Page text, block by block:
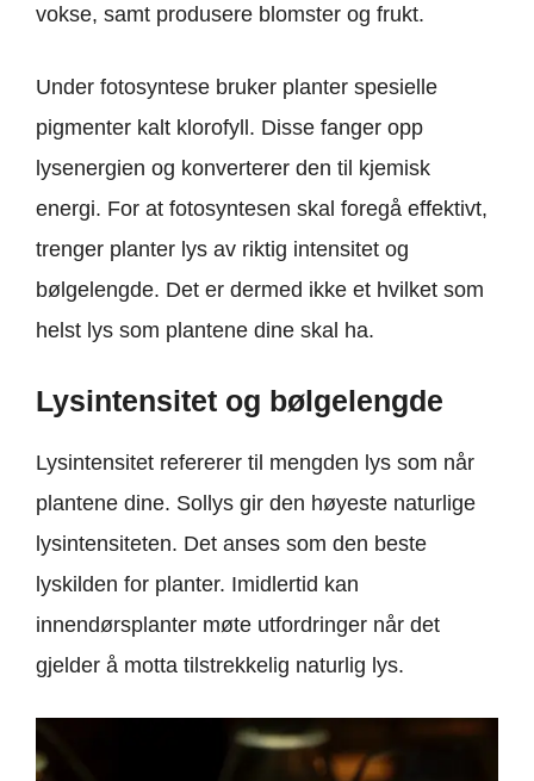
vokse, samt produsere blomster og frukt.
Under fotosyntese bruker planter spesielle
pigmenter kalt klorofyll. Disse fanger opp
lysenergien og konverterer den til kjemisk
energi. For at fotosyntesen skal foregå effektivt,
trenger planter lys av riktig intensitet og
bølgelengde. Det er dermed ikke et hvilket som
helst lys som plantene dine skal ha.
Lysintensitet og bølgelengde
Lysintensitet refererer til mengden lys som når
plantene dine. Sollys gir den høyeste naturlige
lysintensiteten. Det anses som den beste
lyskilden for planter. Imidlertid kan
innendørsplanter møte utfordringer når det
gjelder å motta tilstrekkelig naturlig lys.